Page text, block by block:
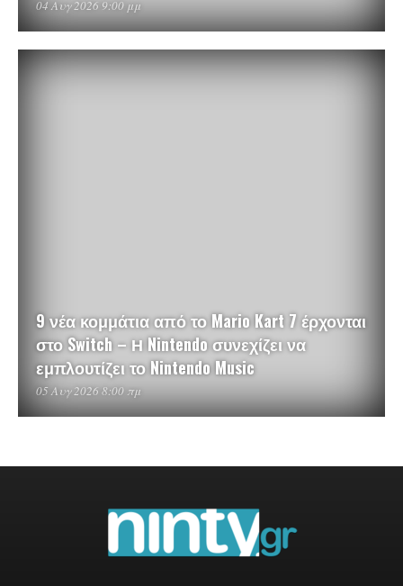
04 Αυγ 2026 9:00 μμ
9 νέα κομμάτια από το Mario Kart 7 έρχονται
στο Switch – Η Nintendo συνεχίζει να
εμπλουτίζει το Nintendo Music
05 Αυγ 2026 8:00 πμ